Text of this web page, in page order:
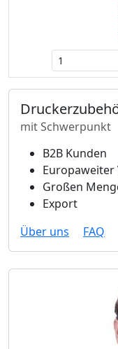
mit Schwerpunkt
B2B Kunden
Europaweiter
Großen
Export
Über uns
FAQ